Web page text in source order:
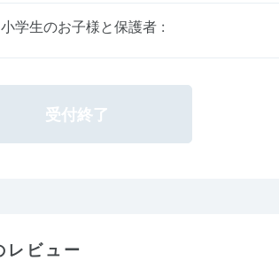
学生のお子様と保護者 :
受付終了
レビュー